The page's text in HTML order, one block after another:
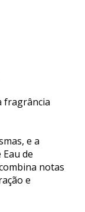
fragrância
e a
de
notas
e